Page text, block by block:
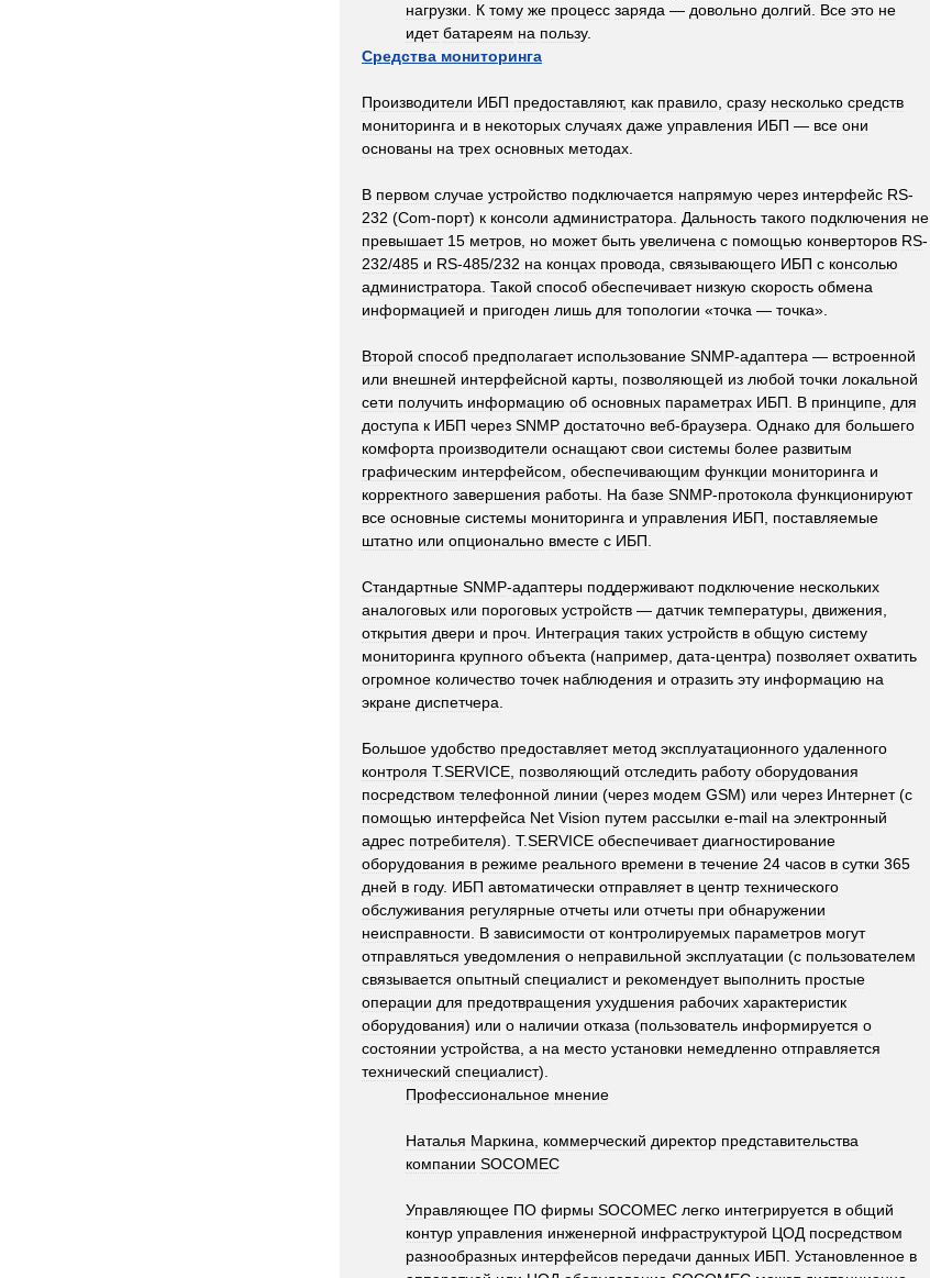
нагрузки
К тому же процесс заряда — довольно долгий Все это не
идет батареям на пользу.
Средства мониторинга
Производители ИБП предоставляют, как правило сразу несколько средств
мониторинга и в некоторых случаях даже управления ИБП — все они
основаны на трех основных методах
В первом случае устройство подключается напрямую через интерфейс RS-
232 (Com-порт) к консоли администратора Дальность такого подключения не
превышает 15 метров но может быть увеличена с помощью конверторов RS-
232/485 и RS-485/232 на концах провода связывающего ИБП с консолью
администратора Такой способ обеспечивает низкую скорость обмена
информацией и пригоден лишь для топологии «точка — точка».
Второй способ предполагает использование SNMP-адаптера — встроенной
или внешней интерфейсной карты позволяющей из любой точки локальной
сети получить информацию об основных параметрах ИБП В принципе для
доступа к ИБП через SNMP достаточно веб-браузера Однако для большего
комфорта производители оснащают свои системы более развитым
графическим интерфейсом обеспечивающим функции мониторинга и
корректного завершения работы На базе SNMP-протокола функционируют
все основные системы мониторинга и управления ИБП
поставляемые
штатно или опционально вместе с ИБП
Стандартные SNMP-адаптеры поддерживают подключение нескольких
аналоговых или пороговых устройств — датчик температуры движения
открытия двери и проч Интеграция таких устройств в общую систему
мониторинга крупного объекта (например дата-центра) позволяет охватить
огромное количество точек наблюдения и отразить эту информацию на
экране диспетчера
Большое удобство предоставляет метод эксплуатационного удаленного
контроля T.SERVICE позволяющий отследить работу оборудования
посредством телефонной линии (через модем GSM) или через Интернет(с
помощью интерфейса Net Vision путем рассылки e-mail на электронный
адрес потребителя). T.SERVICE обеспечивает диагностирование
оборудования в режиме реального времени в течение 24 часов в сутки 365
дней в году. ИБП автоматически отправляет в центр технического
обслуживания регулярные отчеты или отчеты при обнаружении
неисправности
В зависимости от контролируемых параметров могут
отправляться уведомления о неправильной эксплуатации (с пользователем
связывается опытный специалист и рекомендует выполнить простые
операции для предотвращения ухудшения рабочих характеристик
оборудования) или о наличии отказа (пользователь информируется о
состоянии устройства а на место установки немедленно отправляется
технический специалист).
Профессиональное мнение
Наталья Маркина коммерческий директор представительства
компании SOCOMEC
Управляющее ПО фирмы SOCOMEC легко интегрируется в общий
контур управления инженерной инфраструктурой ЦОД посредством
разнообразных интерфейсов передачи данных ИБП Установленное в